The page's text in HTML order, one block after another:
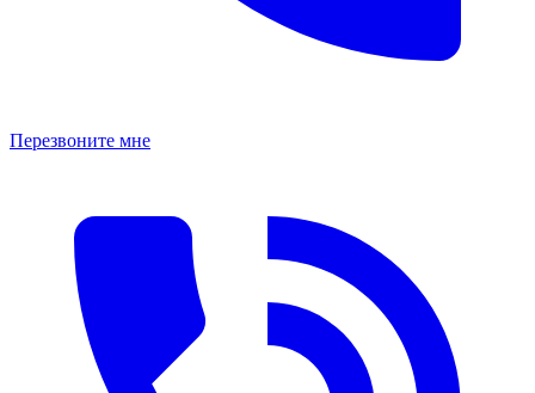
Перезвоните мне